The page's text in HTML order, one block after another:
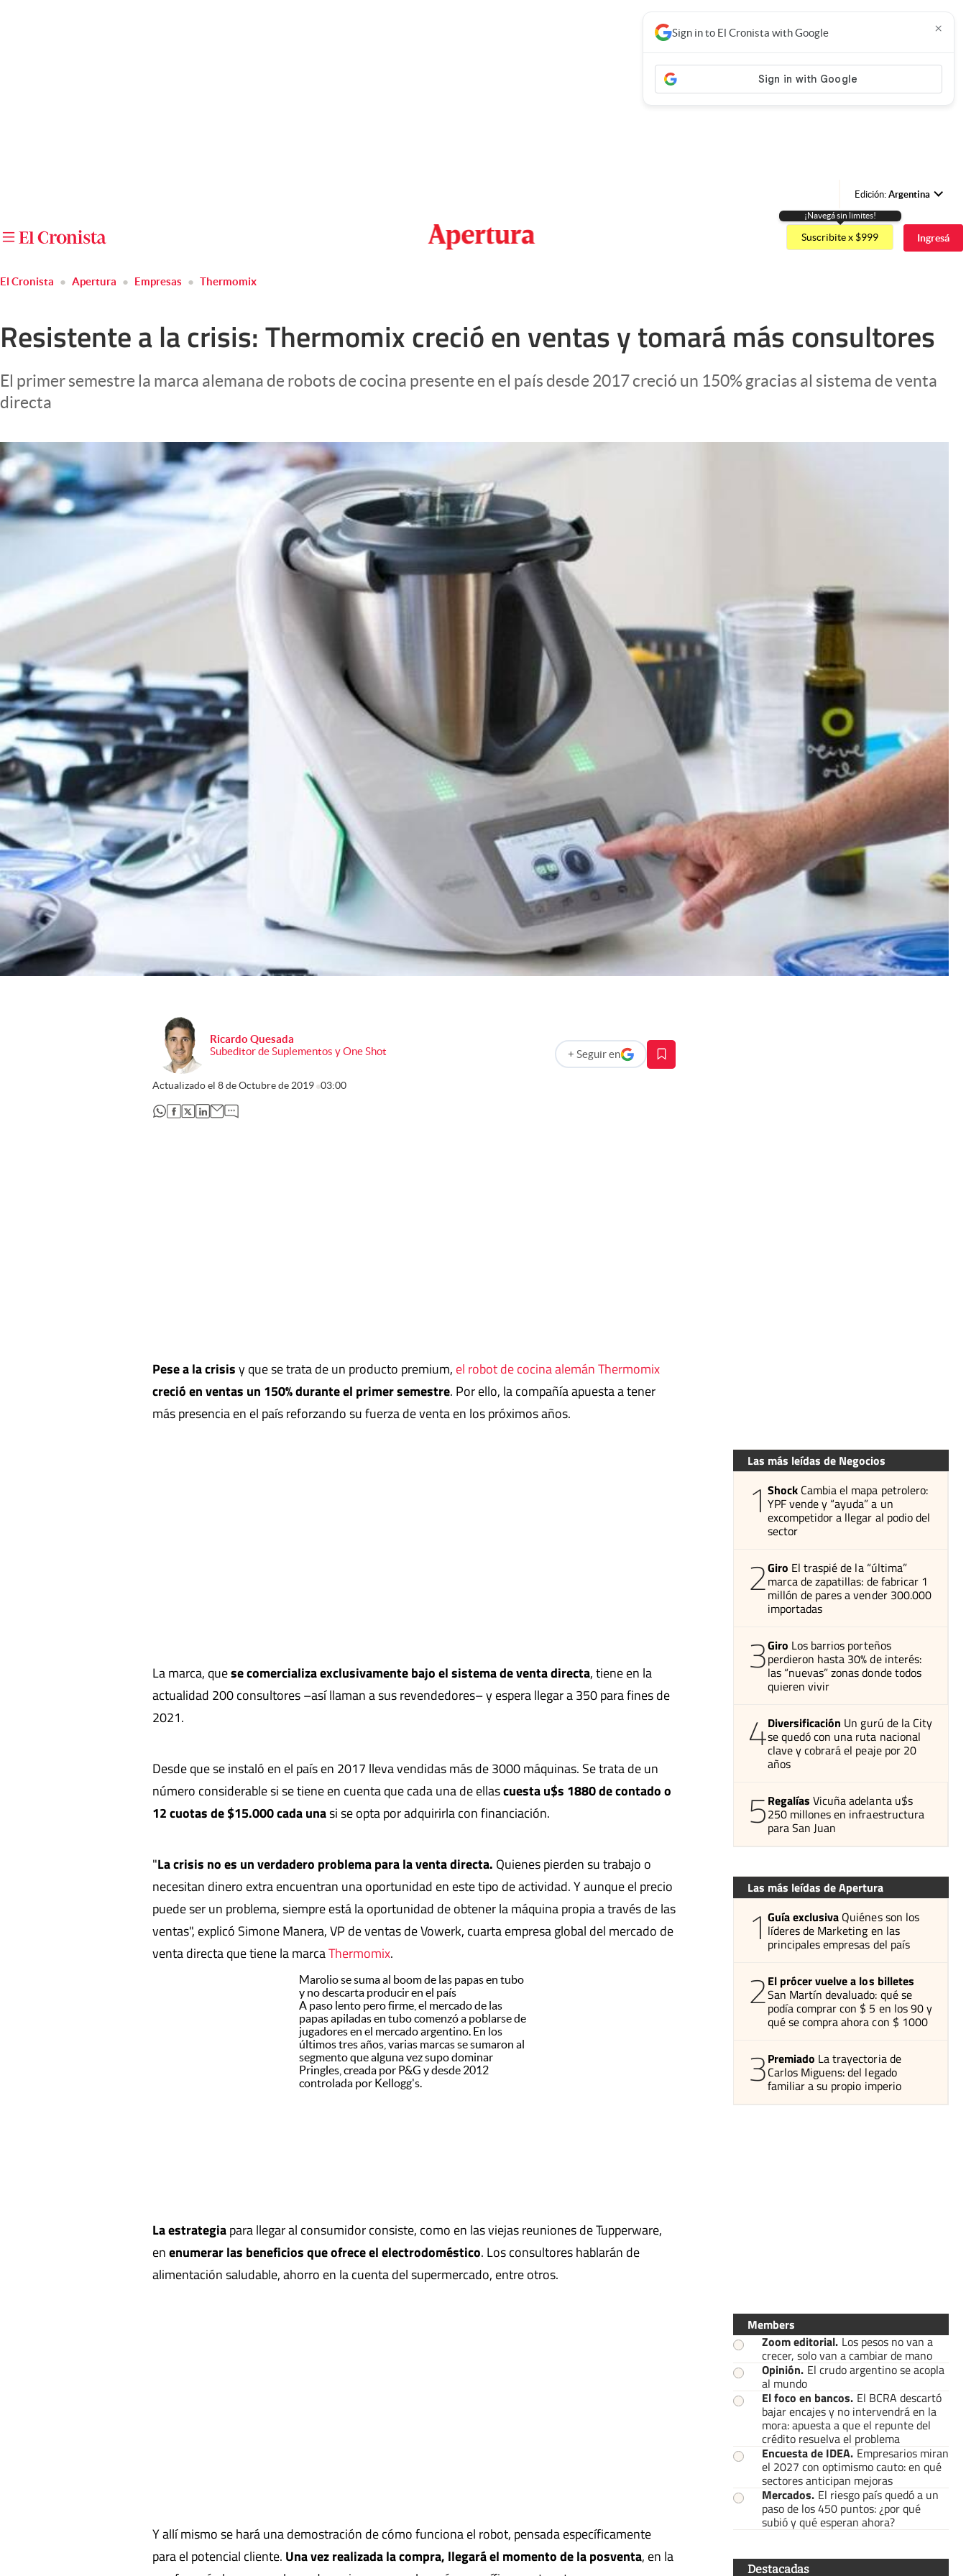
Edición: Argentina
Argentina
España
Uruguay
Otras secciones
Infotechnology
Clima
Mundial 2026
El Cronista Studio
Mediakit
abre en nueva pestaña
¡Navegá sin limites!
Suscribite x $999 Ingresá
Sign in to El Cronista with Google ×
El Cronista Apertura Empresas Thermomix
Resistente a la crisis: Thermomix creció en ventas y tomará más consultores
El primer semestre la marca alemana de robots de cocina presente en el país desde 2017 creció un 150% gracias al sistema de venta
directa
Ricardo Quesada
Subeditor de Suplementos y One Shot
Actualizado el 8 de Octubre de 2019 03:00
+ Seguir en
abre en nueva pestaña
abre en nueva pestaña
abre en nueva pestaña
abre en nueva pestaña
abre en nueva pestaña
Pese a la crisisy que se trata de un producto premium, el robot de cocina alemán Thermomix
creció en ventas un 150% durante el primer semestre. Por ello, la compañía apuesta a tener
más presencia en el país reforzando su fuerza de venta en los próximos años.
La marca, quese comercializa exclusivamente bajo el sistema de venta directa, tiene en la
actualidad 200 consultores –así llaman a sus revendedores– y espera llegar a 350 para fines de
2021.
Desde que se instaló en el país en 2017 lleva vendidas más de 3000 máquinas. Se trata de un
número considerable si se tiene en cuenta que cada una de ellascuesta u$s 1880 de contado o
12 cuotas de $15.000 cada unasi se opta por adquirirla con financiación.
"La crisis no es un verdadero problema para la venta directa. Quienes pierden su trabajo o
necesitan dinero extra encuentran una oportunidad en este tipo de actividad. Y aunque el precio
puede ser un problema, siempre está la oportunidad de obtener la máquina propia a través de las
ventas", explicó Simone Manera, VP de ventas de Vowerk, cuarta empresa global del mercado de
venta directa que tiene la marcaThermomix.
Marolio se suma al boom de las papas en tubo
y no descarta producir en el país
A paso lento pero firme, el mercado de las
papas apiladas en tubo comenzó a poblarse de
jugadores en el mercado argentino. En los
últimos tres años, varias marcas se sumaron al
segmento que alguna vez supo dominar
Pringles, creada por P&G y desde 2012
controlada por Kellogg's.
La estrategiapara llegar al consumidor consiste, como en las viejas reuniones de Tupperware,
enenumerar las beneficios que ofrece el electrodoméstico. Los consultores hablarán de
alimentación saludable, ahorro en la cuenta del supermercado, entre otros.
Y allí mismo se hará una demostración de cómo funciona el robot, pensada específicamente
para el potencial cliente. Una vez realizada la compra, llegará el momento de la posventa, en la
Las más leídas de Negocios
1 Shock Cambia el mapa petrolero:
YPF vende y “ayuda” a un
excompetidor a llegar al podio del
sector
2Giro El traspié de la “última”
marca de zapatillas: de fabricar 1
millón de pares a vender 300.000
importadas
3Giro Los barrios porteños
perdieron hasta 30% de interés:
las “nuevas” zonas donde todos
quieren vivir
4Diversificación Un gurú de la City
se quedó con una ruta nacional
clave y cobrará el peaje por 20
años
5Regalías Vicuña adelanta u$s
250 millones en infraestructura
para San Juan
Las más leídas de Apertura
1 Guía exclusiva Quiénes son los
líderes de Marketing en las
principales empresas del país
2El prócer vuelve a los billetes
San Martín devaluado: qué se
podía comprar con $ 5 en los 90 y
qué se compra ahora con $ 1000
3Premiado La trayectoria de
Carlos Miguens: del legado
familiar a su propio imperio
Members
Zoom editorial. Los pesos no van a
crecer, solo van a cambiar de mano
Opinión. El crudo argentino se acopla
al mundo
El foco en bancos. El BCRA descartó
bajar encajes y no intervendrá en la
mora: apuesta a que el repunte del
crédito resuelva el problema
Encuesta de IDEA. Empresarios miran
el 2027 con optimismo cauto: en qué
sectores anticipan mejoras
Mercados. El riesgo país quedó a un
paso de los 450 puntos: ¿por qué
subió y qué esperan ahora?
Destacadas